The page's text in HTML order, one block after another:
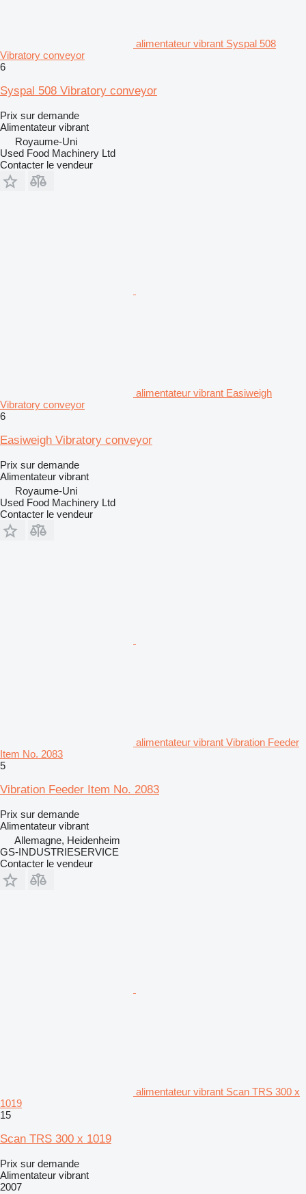
alimentateur vibrant Syspal 508
Vibratory conveyor
6
Syspal 508 Vibratory conveyor
Prix sur demande
Alimentateur vibrant
Royaume-Uni
Used Food Machinery Ltd
Contacter le vendeur
alimentateur vibrant Easiweigh
Vibratory conveyor
6
Easiweigh Vibratory conveyor
Prix sur demande
Alimentateur vibrant
Royaume-Uni
Used Food Machinery Ltd
Contacter le vendeur
alimentateur vibrant Vibration Feeder
Item No. 2083
5
Vibration Feeder Item No. 2083
Prix sur demande
Alimentateur vibrant
Allemagne, Heidenheim
GS-INDUSTRIESERVICE
Contacter le vendeur
alimentateur vibrant Scan TRS 300 x
1019
15
Scan TRS 300 x 1019
Prix sur demande
Alimentateur vibrant
2007